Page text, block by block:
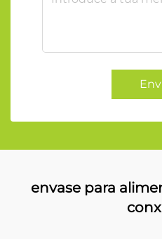
envase para